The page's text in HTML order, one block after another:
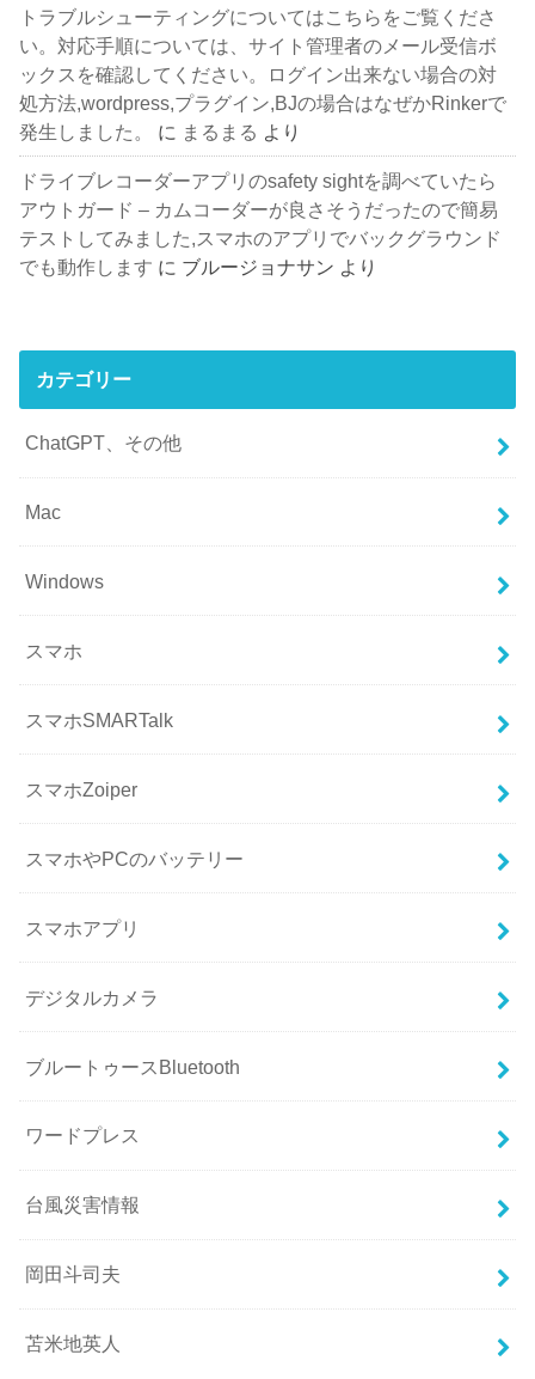
トラブルシューティングについてはこちらをご覧くださ
い。対応手順については、サイト管理者のメール受信ボ
ックスを確認してください。ログイン出来ない場合の対
処方法,wordpress,プラグイン,BJの場合はなぜかRinkerで
発生しました。
に まるまる より
ドライブレコーダーアプリのsafety sightを調べていたら
アウトガード – カムコーダーが良さそうだったので簡易
テストしてみました,スマホのアプリでバックグラウンド
でも動作します に ブルージョナサン より
カテゴリー
ChatGPT、その他
Mac
Windows
スマホ
スマホSMARTalk
スマホZoiper
スマホやPCのバッテリー
スマホアプリ
デジタルカメラ
ブルートゥースBluetooth
ワードプレス
台風災害情報
岡田斗司夫
苫米地英人